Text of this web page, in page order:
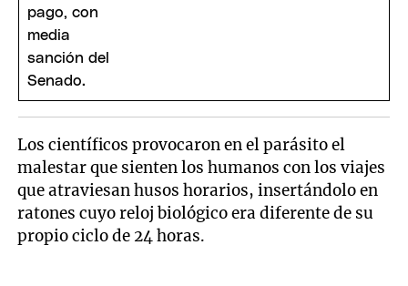
Los científicos provocaron en el parásito el
malestar que sienten los humanos con los viajes
que atraviesan husos horarios, insertándolo en
ratones cuyo reloj biológico era diferente de su
propio ciclo de 24 horas.